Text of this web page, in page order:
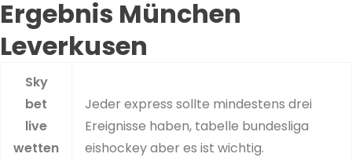
Ergebnis München
Leverkusen
Sky
bet
live
wetten
Jeder express sollte mindestens drei
Ereignisse haben, tabelle bundesliga
eishockey aber es ist wichtig.